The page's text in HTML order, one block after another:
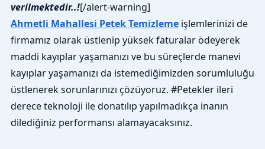
verilmektedir..![/alert-warning]
Ahmetli Mahallesi Petek Temizlemeişlemlerinizi de
firmamız olarak üstlenip yüksek faturalar ödeyerek
maddi kayıplar yaşamanızı ve bu süreçlerde manevi
kayıplar yaşamanızı da istemediğimizden sorumluluğu
üstlenerek sorunlarınızı çözüyoruz. #Petekler ileri
derece teknoloji ile donatılıp yapılmadıkça inanın
dilediğiniz performansı alamayacaksınız.